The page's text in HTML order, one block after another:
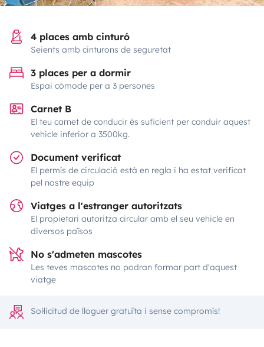
4 places amb cinturó
Seients amb cinturons de seguretat
3 places per a dormir
Espai còmode per a 3 persones
Carnet B
El teu carnet de conducir és suficient per conduir aquest
vehicle inferior a 3500kg.
Document verificat
El permís de circulació està en regla i ha estat verificat
pel nostre equip
Viatges a l'estranger autoritzats
El propietari autoritza circular amb el seu vehicle en
diversos països
No s'admeten mascotes
Les teves mascotes no podran formar part d'aquest
viatge
Sol·licitud de lloguer gratuïta i sense compromís!